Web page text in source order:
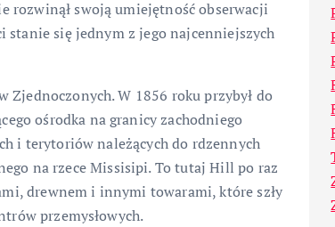
rozwinął swoją umiejętność obserwacji
stanie się jednym z jego najcenniejszych
W 1856 roku przybył do
ośrodka na granicy zachodniego
i terytoriów należących do rdzennych
na rzece Missisipi. To tutaj Hill po raz
drewnem i innymi towarami, które szły
przemysłowych.